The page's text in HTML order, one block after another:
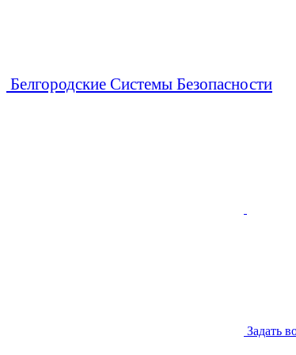
Белгородские Системы Безопасности
Задать